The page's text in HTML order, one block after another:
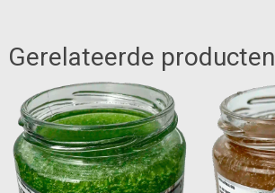
Gerelateerde producten